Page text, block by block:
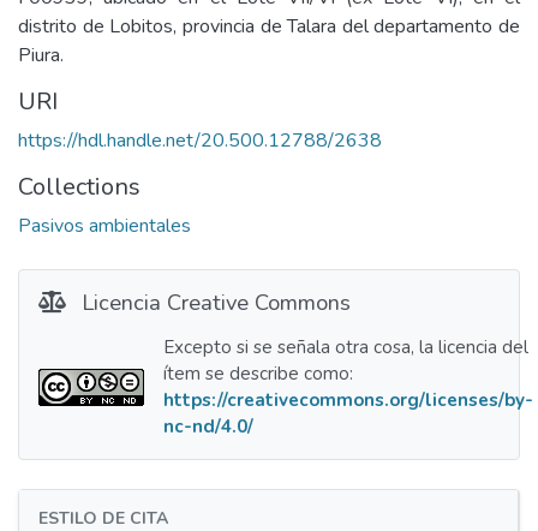
distrito de Lobitos, provincia de Talara del departamento de
Piura.
URI
https://hdl.handle.net/20.500.12788/2638
Collections
Pasivos ambientales
Licencia Creative Commons
Excepto si se señala otra cosa, la licencia del
ítem se describe como:
https://creativecommons.org/licenses/by-
nc-nd/4.0/
ESTILO DE CITA